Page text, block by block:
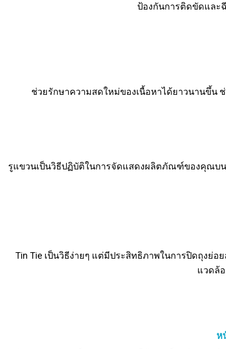
ป้องกันการติดขัดและ
ช่วยรักษาความสดใหม่ของเนื้อหาได้ยาวนานขึ้น
รูแขวนเป็นวิธีปฏิบัติในการจัดแสดงผลิตภัณฑ์ของคุณบน
Tin Tie เป็นวิธีง่ายๆ แต่มีประสิทธิภาพในการปิดถุงย่
แวดล้
ห